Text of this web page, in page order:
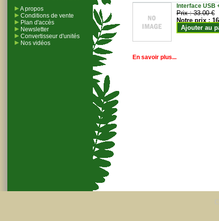
A propos
Conditions de vente
Plan d'accès
Newsletter
Convertisseur d'unités
Nos vidéos
Interface USB
Prix :33.00 €
Notre prix :
Ajouter au
En savoir plus...